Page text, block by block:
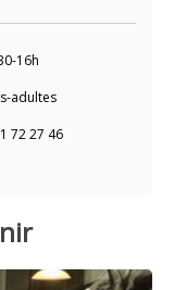
16h
adultes
72 27 46